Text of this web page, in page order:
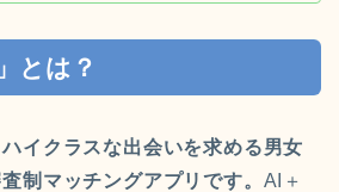
とは？
ハイクラスな出会いを求める男女
制マッチングアプリです。 AI＋